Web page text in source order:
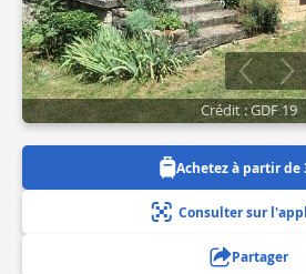
Crédit : GDF 19
Achetez à partir de
Consulter sur
Partager